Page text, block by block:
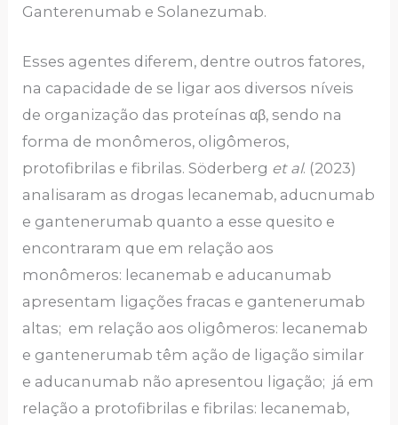
Ganterenumab e Solanezumab.
Esses agentes diferem, dentre outros fatores,
na capacidade de se ligar aos diversos níveis
de organização das proteínas αβ, sendo na
forma de monômeros, oligômeros,
protofibrilas e fibrilas. Söderberg et al. (2023)
analisaram as drogas lecanemab, aducnumab
e gantenerumab quanto a esse quesito e
encontraram que em relação aos
monômeros: lecanemab e aducanumab
apresentam ligações fracas e gantenerumab
altas; em relação aos oligômeros: lecanemab
e gantenerumab têm ação de ligação similar
e aducanumab não apresentou ligação; já em
relação a protofibrilas e fibrilas: lecanemab,